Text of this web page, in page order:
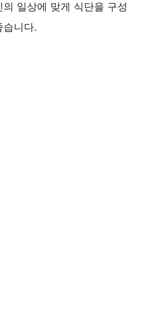
의 일상에 맞게 식단을 구성
습니다.